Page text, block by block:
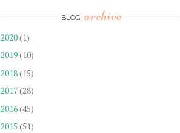
BLOG archive
2020(1)
2019(10)
2018(15)
2017(28)
2016(45)
2015 (51)